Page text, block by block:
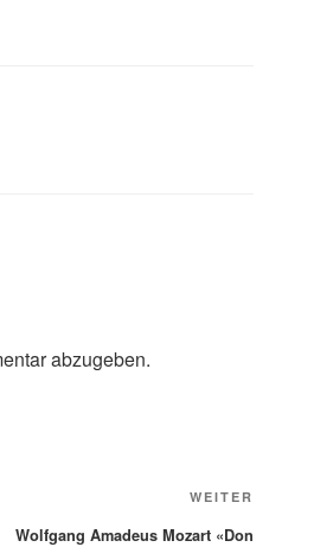
abzugeben.
WEITER
Wolfgang Amadeus Mozart «Don